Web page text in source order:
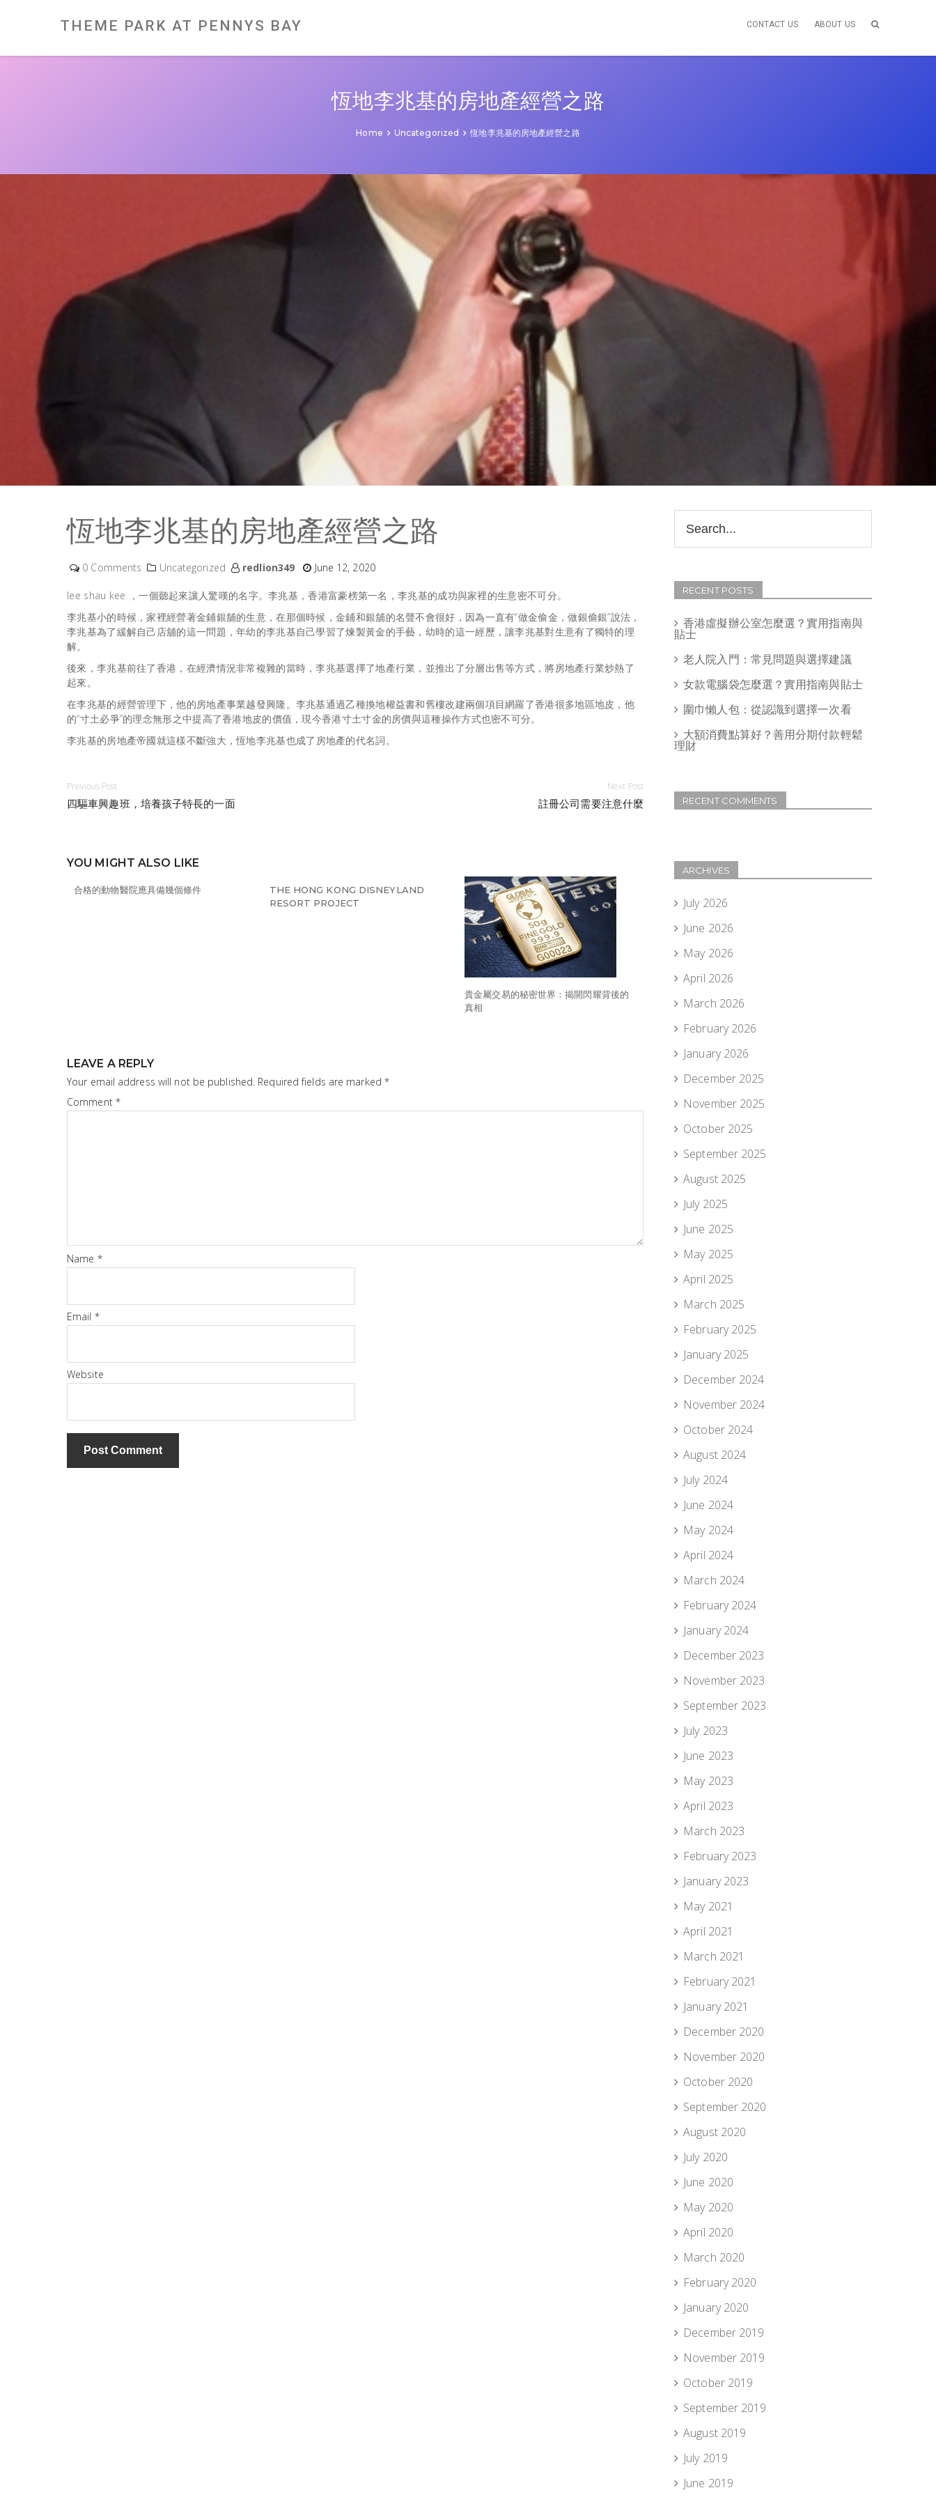
THEME PARK AT PENNYS BAY CONTACT US ABOUT US
恆地李兆基的房地產經營之路
Home Uncategorized 恆地李兆基的房地產經營之路
恆地李兆基的房地產經營之路
0 Comments Uncategorized redlion349 June 12, 2020
lee shau kee ，一個聽起來讓人驚嘆的名字。李兆基，香港富豪榜第一名，李兆基的成功與家裡的生意密不可分。
李兆基小的時候，家裡經營著金鋪銀舖的生意，在那個時候，金鋪和銀舖的名聲不會很好，因為一直有“做金偷金，做銀偷銀”說法，
李兆基為了緩解自己店舖的這一問題，年幼的李兆基自己學習了煉製黃金的手藝，幼時的這一經歷，讓李兆基對生意有了獨特的理
解。
後來，李兆基前往了香港，在經濟情況非常複雜的當時，李兆基選擇了地產行業，並推出了分層出售等方式，將房地產行業炒熱了
起來。
在李兆基的經營管理下，他的房地產事業越發興隆。李兆基通過乙種換地權益書和舊樓改建兩個項目網羅了香港很多地區地皮，他
的“寸土必爭”的理念無形之中提高了香港地皮的價值，現今香港寸土寸金的房價與這種操作方式也密不可分。
李兆基的房地產帝國就這樣不斷強大，恆地李兆基也成了房地產的代名詞。
Previous Post
四驅車興趣班，培養孩子特長的一面
Next Post
註冊公司需要注意什麼
YOU MIGHT ALSO LIKE
合格的動物醫院應具備幾個條件
THE HONG KONG DISNEYLAND
RESORT PROJECT
貴金屬交易的秘密世界：揭開閃耀背後的
真相
LEAVE A REPLY
Your email address will not be published. Required fields are marked *
Comment *
Name *
Email *
Website
RECENT POSTS
香港虛擬辦公室怎麼選？實用指南與
貼士
老人院入門：常見問題與選擇建議
女款電腦袋怎麼選？實用指南與貼士
圍巾懶人包：從認識到選擇一次看
大額消費點算好？善用分期付款輕鬆
理財
RECENT COMMENTS
ARCHIVES
July 2026
June 2026
May 2026
April 2026
March 2026
February 2026
January 2026
December 2025
November 2025
October 2025
September 2025
August 2025
July 2025
June 2025
May 2025
April 2025
March 2025
February 2025
January 2025
December 2024
November 2024
October 2024
August 2024
July 2024
June 2024
May 2024
April 2024
March 2024
February 2024
January 2024
December 2023
November 2023
September 2023
July 2023
June 2023
May 2023
April 2023
March 2023
February 2023
January 2023
May 2021
April 2021
March 2021
February 2021
January 2021
December 2020
November 2020
October 2020
September 2020
August 2020
July 2020
June 2020
May 2020
April 2020
March 2020
February 2020
January 2020
December 2019
November 2019
October 2019
September 2019
August 2019
July 2019
June 2019